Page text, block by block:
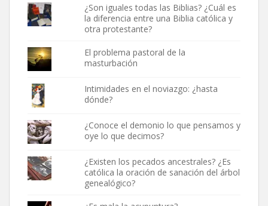
¿Son iguales todas las Biblias? ¿Cuál es
la diferencia entre una Biblia católica y
otra protestante?
El problema pastoral de la
masturbación
Intimidades en el noviazgo: ¿hasta
dónde?
¿Conoce el demonio lo que pensamos y
oye lo que decimos?
¿Existen los pecados ancestrales? ¿Es
católica la oración de sanación del árbol
genealógico?